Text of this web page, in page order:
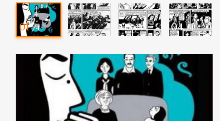
01 /4 02 /4 03 /4 04 /4